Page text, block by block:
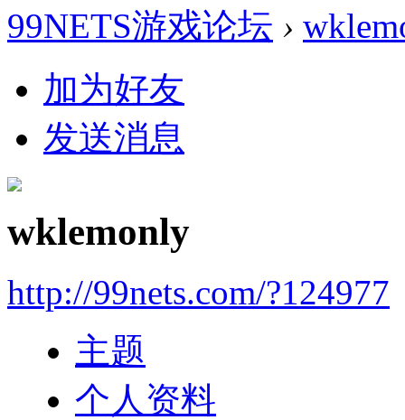
99NETS游戏论坛 ›
加为好友
发送消息
wklemonly
http://99nets.com/?124977
主题
个人资料